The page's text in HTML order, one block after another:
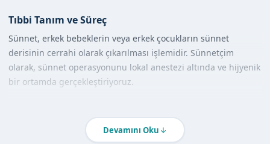
Tıbbi Tanım ve Süreç
Sünnet, erkek bebeklerin veya erkek çocukların sünnet
derisinin cerrahi olarak çıkarılması işlemidir. Sünnetçim
olarak, sünnet operasyonunu lokal anestezi altında ve hijyenik
bir ortamda gerçekleştiriyoruz.
Sünnetçim olarak, sünnet operasyonunu diğer yöntemlerle
karşılaştırdığımızda, daha güvenli ve daha az riskli bir yöntem
Devamını Oku